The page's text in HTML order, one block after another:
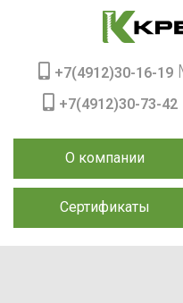
О компании
Сертификаты
+7(4912)30-16-19
+7(4912)30-73-42